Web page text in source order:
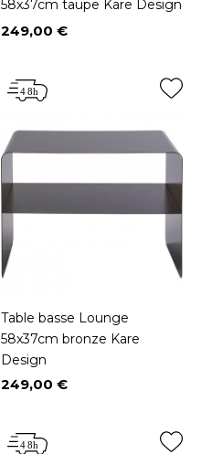
58x37cm taupe Kare Design
Prix
249,00 €
Table basse Lounge
58x37cm bronze Kare
Design
Prix
249,00 €